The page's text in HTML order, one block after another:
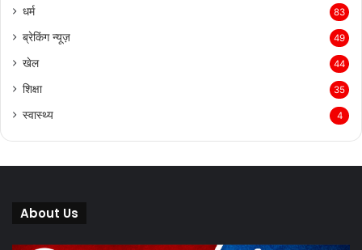
धर्म 83
ब्रेकिंग न्यूज़ 49
खेल 44
शिक्षा 35
स्वास्थ्य 4
About Us